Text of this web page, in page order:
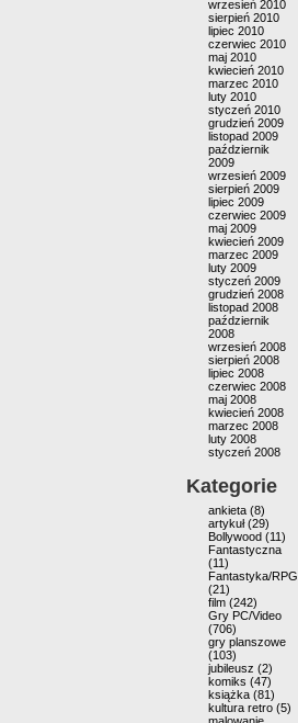
wrzesień 2010
sierpień 2010
lipiec 2010
czerwiec 2010
maj 2010
kwiecień 2010
marzec 2010
luty 2010
styczeń 2010
grudzień 2009
listopad 2009
październik
2009
wrzesień 2009
sierpień 2009
lipiec 2009
czerwiec 2009
maj 2009
kwiecień 2009
marzec 2009
luty 2009
styczeń 2009
grudzień 2008
listopad 2008
październik
2008
wrzesień 2008
sierpień 2008
lipiec 2008
czerwiec 2008
maj 2008
kwiecień 2008
marzec 2008
luty 2008
styczeń 2008
Kategorie
ankieta (8)
artykuł(29)
Bollywood (11)
Fantastyczna
(11)
Fantastyka/RPG
(21)
film (242)
Gry PC/Video
(706)
gry planszowe
(103)
jubileusz (2)
komiks (47)
książka (81)
kultura retro (5)